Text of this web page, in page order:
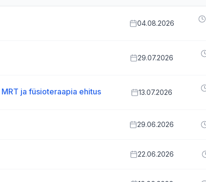
04.08.2026
29.07.2026
ja füsioteraapia ehitus 13.07.2026
29.06.2026
22.06.2026